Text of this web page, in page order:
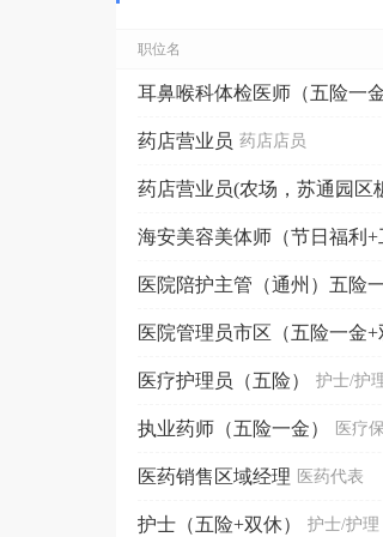
职位名
药店营业员 药店店员
医疗护理员（五险） 护士/护
执业药师（五险一金） 医疗
医药销售区域经理 医药代表
护士（五险+双休） 护士/护理